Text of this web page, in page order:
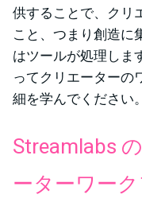
供することで、クリ
こと、つまり創造に
はツールが処理しま
ってクリエーターの
細を学んでください。
Streamlabs
ーターワー